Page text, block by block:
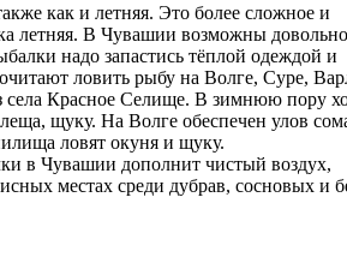
как и летняя. Это более сложное и
летняя. В Чувашии возможны довольно
надо запастись тёплой одеждой и
ловить рыбу на Волге, Суре,
села Красное Селище. В зимнюю пору
щуку. На Волге обеспечен улов
ловят окуня и щуку.
в Чувашии дополнит чистый воздух,
местах среди дубрав, сосновых и